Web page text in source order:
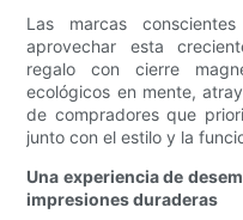
Las marcas
aprovechar esta
regalo con cierre
ecológicos en mente,
de compradores que
junto con el estilo y la
Una experiencia de
impresiones duraderas